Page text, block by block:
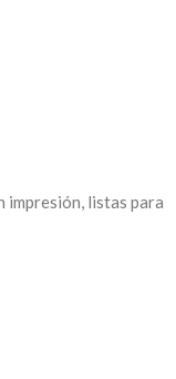
impresión, listas para